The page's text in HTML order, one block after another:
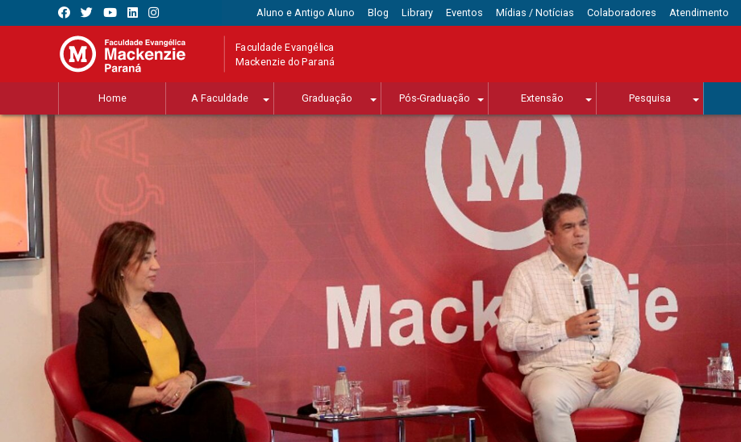
Aluno e Antigo Aluno Blog Library Eventos Mídias / Notícias Colaboradores Atendimento
Faculdade Evangélica
Mackenzie do Paraná
Home A Faculdade Graduação Pós-Graduação Extensão Pesquisa